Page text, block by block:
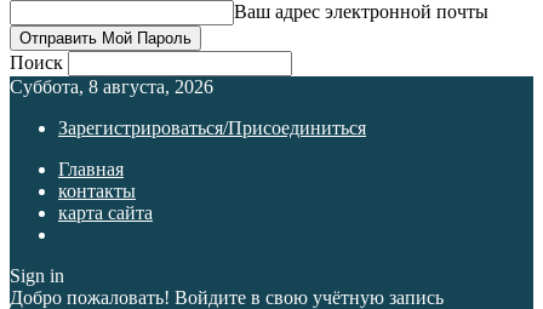
Ваш адрес электронной почты
Поиск
Суббота, 8 августа, 2026
Зарегистрироваться/Присоединиться
Главная
контакты
карта сайта
Sign in
Добро пожаловать! Войдите в свою учётную запись